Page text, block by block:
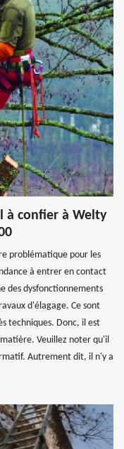
à confier à Welty
problématique pour les
à entrer en contact
des dysfonctionnements
d'élagage. Ce sont
techniques. Donc, il est
matière. Veuillez noter qu'il
Autrement dit, il n'y a